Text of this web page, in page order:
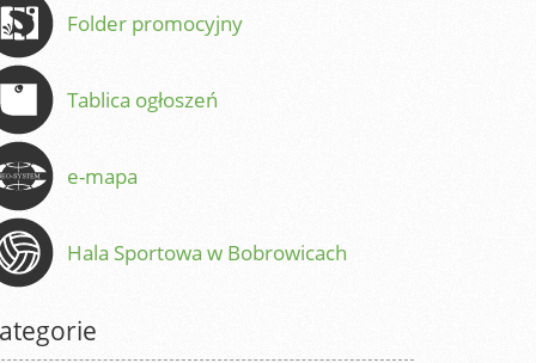
Folder promocyjny
Tablica ogłoszeń
e-mapa
Hala Sportowa w Bobrowicach